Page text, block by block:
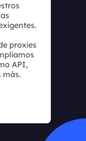
proxies
API,
más.